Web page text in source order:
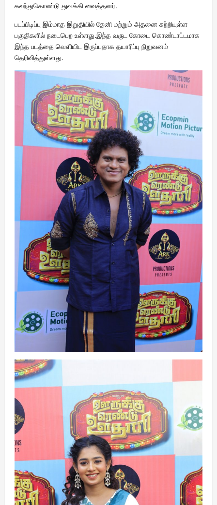
கலந்துகொண்டு துவக்கி வைத்தனர்.
படப்பிடிப்பு இம்மாத இறுதியில் தேனி மற்றும் அதனை சுற்றியுள்ள
பகுதிகளில் நடைபெற உள்ளது.இந்த வருட கோடை கொண்டாட்டமாக
இந்த படத்தை வெளியிட இருப்பதாக தயாரிப்பு நிறுவனம்
தெரிவித்துள்ளது.